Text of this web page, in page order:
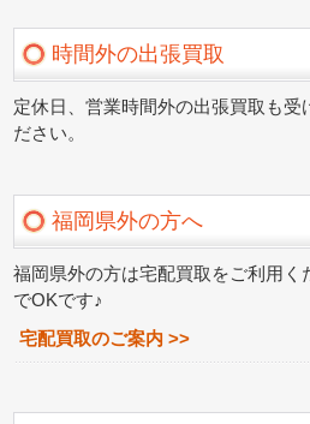
時間外の出張買取
定休日、営業時間外の出張買取も受
ださい。
福岡県外の方へ
福岡県外の方は宅配買取をご利用く
でOKです♪
宅配買取のご案内 >>